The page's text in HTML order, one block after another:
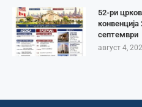
52-ри
септември
август 4,